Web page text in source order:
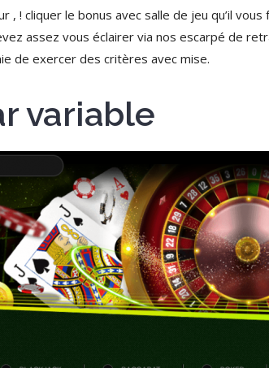
, ! cliquer le bonus avec salle de jeu qu’il
assez vous éclairer via nos escarpé de
de exercer des critères avec mise.
variable